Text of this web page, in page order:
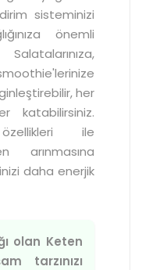
sisteminizi
önemli
her
katabilirsiniz.
ile
arınmasına
daha enerjik
olan Keten
tarzınızı